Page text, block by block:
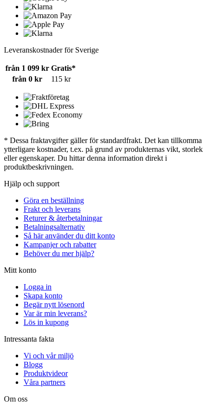
Leveranskostnader för Sverige
från 1 099 kr Gratis*
från 0 kr
115 kr
* Dessa fraktavgifter gäller för standardfrakt. Det kan tillkomma
ytterligare kostnader, t.ex. på grund av produkternas vikt, storlek
eller egenskaper. Du hittar denna information direkt i
produktbeskrivningen.
Hjälp och support
Göra en beställning
Frakt och leverans
Returer & återbetalningar
Betalningsalternativ
Så här använder du ditt konto
Kampanjer och rabatter
Behöver du mer hjälp?
Mitt konto
Logga in
Skapa konto
Begär nytt lösenord
Var är min leverans?
Lös in kupong
Intressanta fakta
Vi och vår miljö
Blogg
Produktvideor
Våra partners
Om oss